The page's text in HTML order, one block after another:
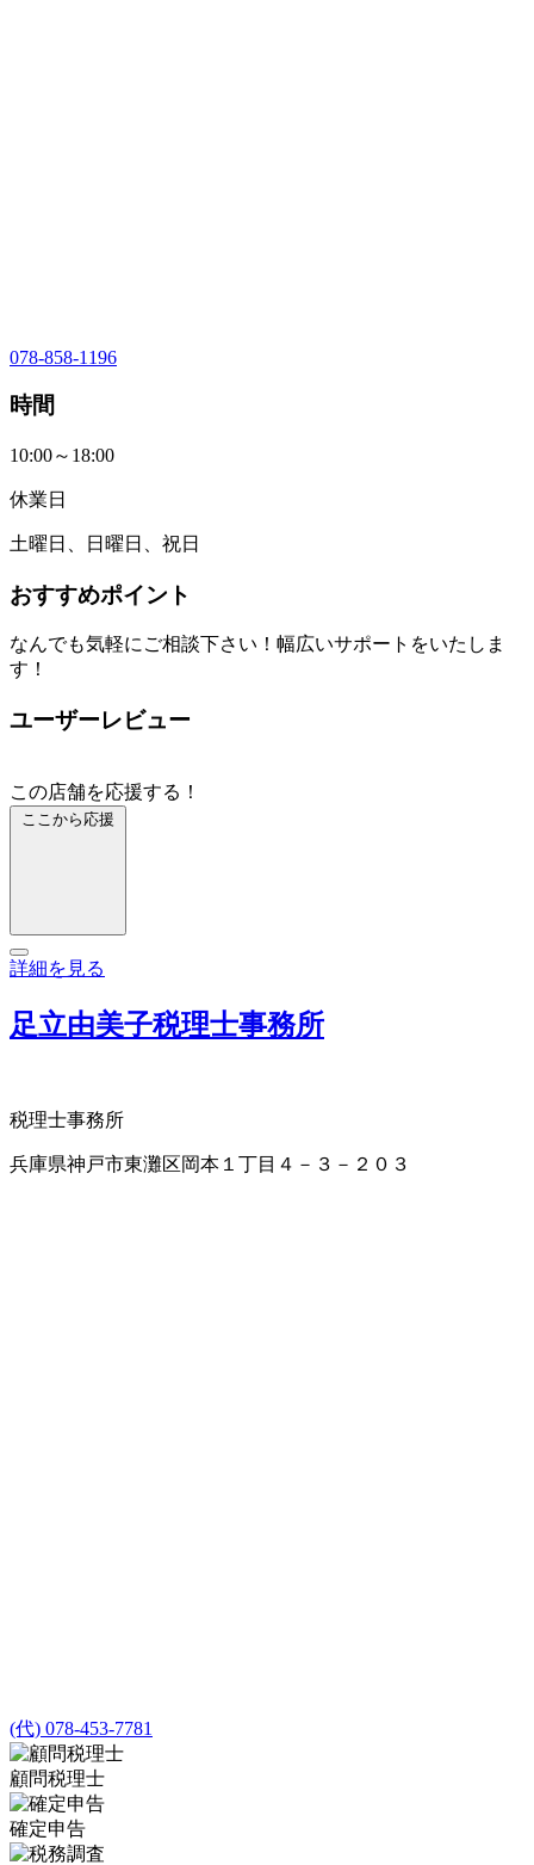
078-858-1196
時間
10:00～18:00
休業日
土曜日、日曜日、祝日
おすすめポイント
なんでも気軽にご相談下さい！幅広いサポートをいたしま
す！
ユーザーレビュー
この店舗を応援する！
ここから応援
詳細を見る
足立由美子税理士事務所
税理士事務所
兵庫県神戸市東灘区岡本１丁目４－３－２０３
(代) 078-453-7781
顧問税理士
確定申告